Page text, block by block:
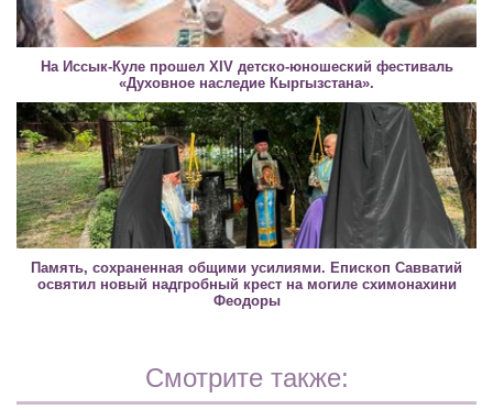
На Иссык-Куле прошел XIV детско-юношеский фестиваль
«Духовное наследие Кыргызстана».
Память, сохраненная общими усилиями. Епископ Савватий
освятил новый надгробный крест на могиле схимонахини
Феодоры
Смотрите также: